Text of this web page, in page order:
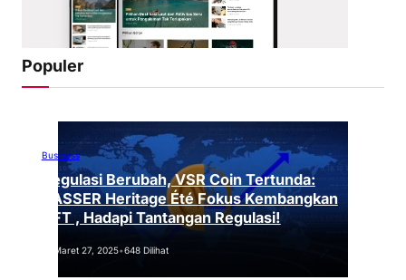
Populer
Business
Regulasi Berubah, VSR Coin Tertunda:
VASSER Heritage Été Fokus Kembangkan
NFT , Hadapi Tantangan Regulasi!
Maret 27, 2025•648 Dilihat